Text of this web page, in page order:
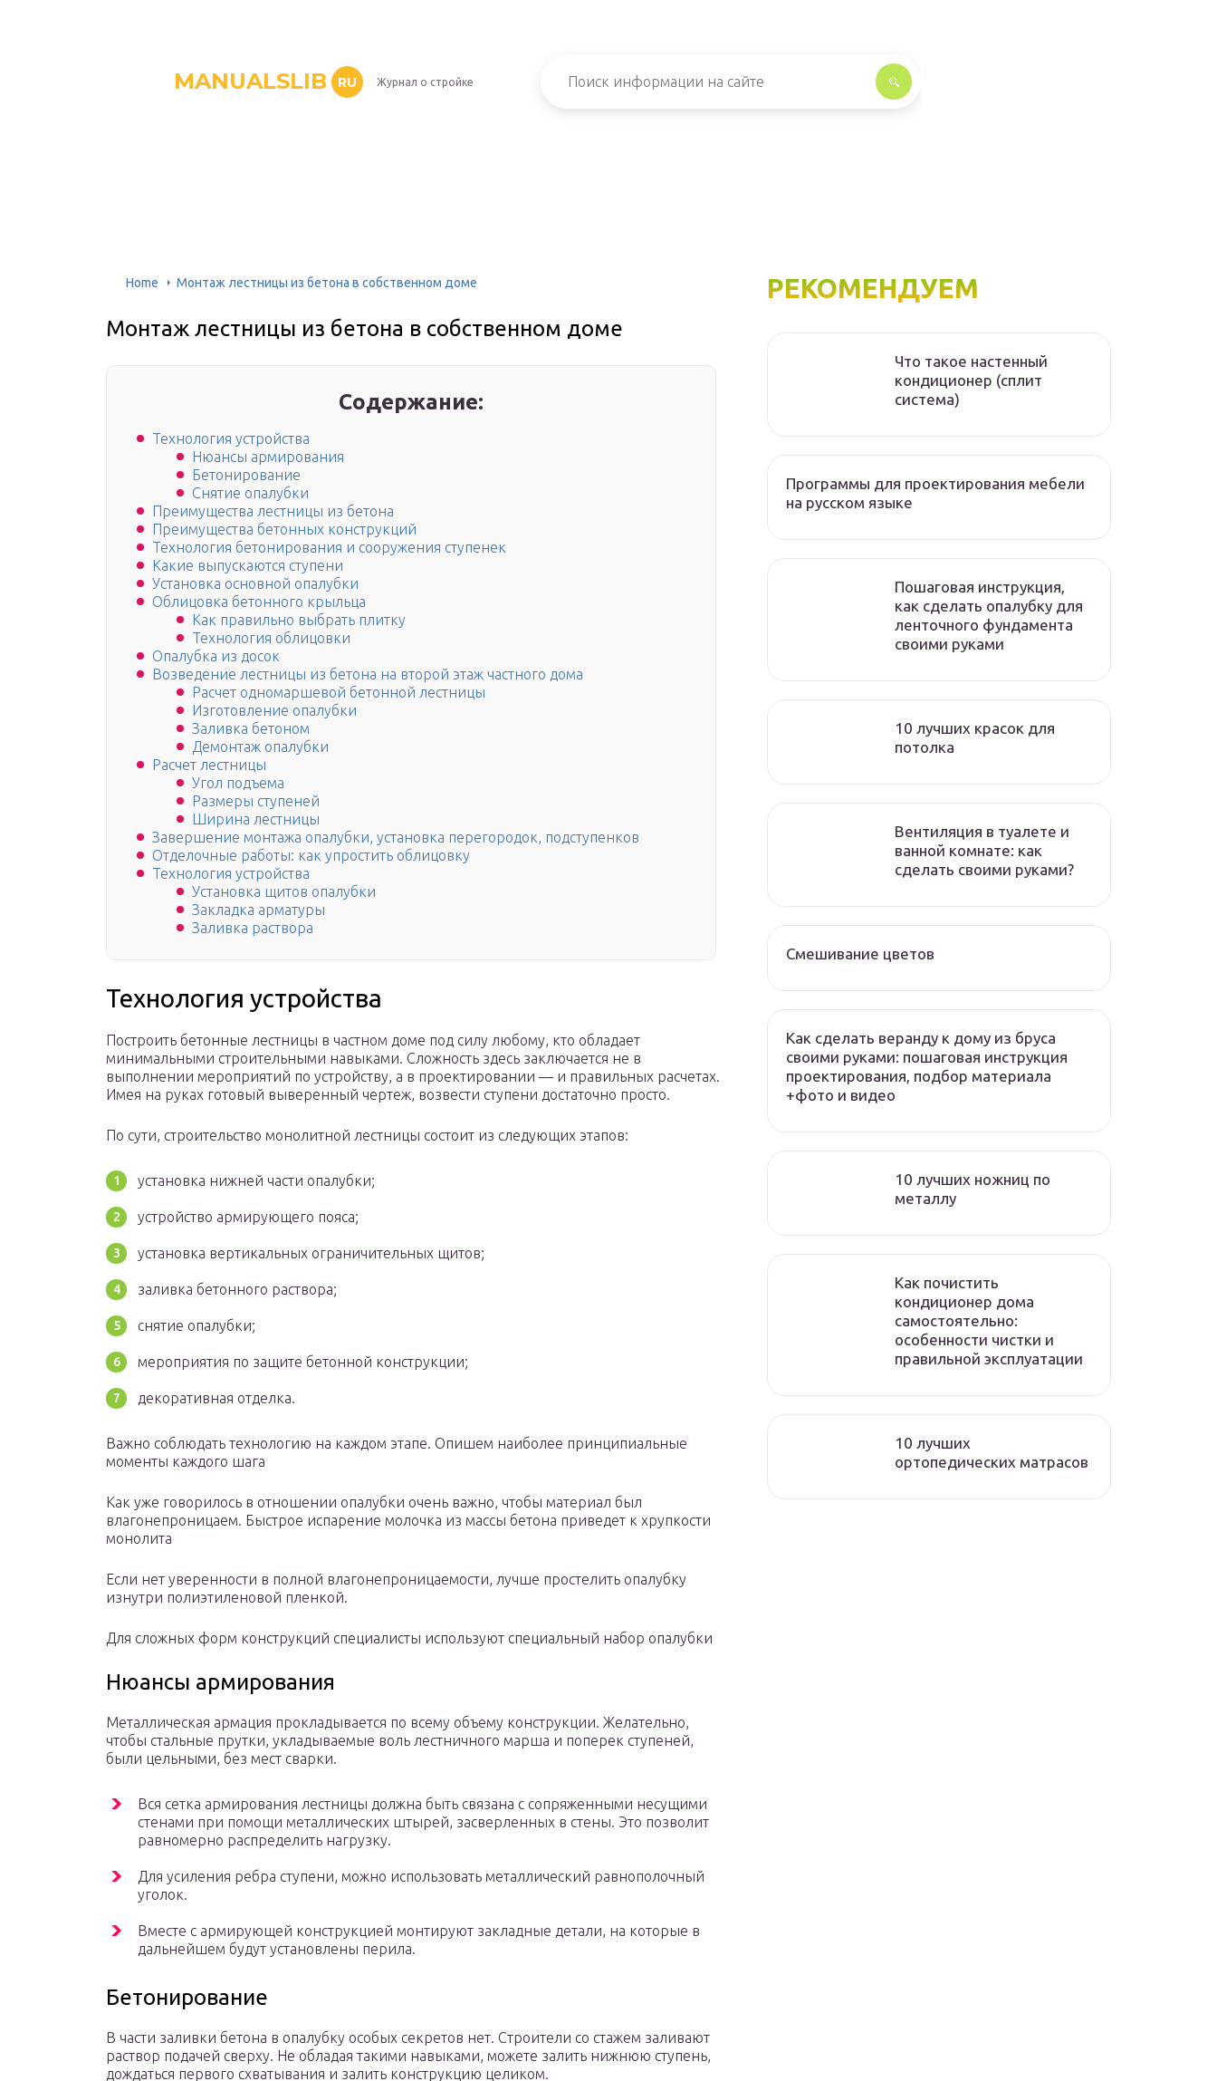
MANUALSLIB RU Журнал о стройке
Home Монтаж лестницы из бетона в собственном доме
Монтаж лестницы из бетона в собственном доме
Содержание:
Технология устройства
Нюансы армирования
Бетонирование
Снятие опалубки
Преимущества лестницы из бетона
Преимущества бетонных конструкций
Технология бетонирования и сооружения ступенек
Какие выпускаются ступени
Установка основной опалубки
Облицовка бетонного крыльца
Как правильно выбрать плитку
Технология облицовки
Опалубка из досок
Возведение лестницы из бетона на второй этаж частного дома
Расчет одномаршевой бетонной лестницы
Изготовление опалубки
Заливка бетоном
Демонтаж опалубки
Расчет лестницы
Угол подъема
Размеры ступеней
Ширина лестницы
Завершение монтажа опалубки, установка перегородок, подступенков
Отделочные работы: как упростить облицовку
Технология устройства
Установка щитов опалубки
Закладка арматуры
Заливка раствора
Технология устройства
Построить бетонные лестницы в частном доме под силу любому, кто обладает
минимальными строительными навыками. Сложность здесь заключается не в
выполнении мероприятий по устройству, а в проектировании — и правильных расчетах.
Имея на руках готовый выверенный чертеж, возвести ступени достаточно просто.
По сути, строительство монолитной лестницы состоит из следующих этапов:
установка нижней части опалубки;
устройство армирующего пояса;
установка вертикальных ограничительных щитов;
заливка бетонного раствора;
снятие опалубки;
мероприятия по защите бетонной конструкции;
декоративная отделка.
Важно соблюдать технологию на каждом этапе. Опишем наиболее принципиальные
моменты каждого шага
Как уже говорилось в отношении опалубки очень важно, чтобы материал был
влагонепроницаем. Быстрое испарение молочка из массы бетона приведет к хрупкости
монолита
Если нет уверенности в полной влагонепроницаемости, лучше простелить опалубку
изнутри полиэтиленовой пленкой.
Для сложных форм конструкций специалисты используют специальный набор опалубки
Нюансы армирования
Металлическая армация прокладывается по всему объему конструкции. Желательно,
чтобы стальные прутки, укладываемые воль лестничного марша и поперек ступеней,
были цельными, без мест сварки.
Вся сетка армирования лестницы должна быть связана с сопряженными несущими
стенами при помощи металлических штырей, засверленных в стены. Это позволит
равномерно распределить нагрузку.
Для усиления ребра ступени, можно использовать металлический равнополочный
уголок.
Вместе с армирующей конструкцией монтируют закладные детали, на которые в
дальнейшем будут установлены перила.
Бетонирование
В части заливки бетона в опалубку особых секретов нет. Строители со стажем заливают
раствор подачей сверху. Не обладая такими навыками, можете залить нижнюю ступень,
дождаться первого схватывания и залить конструкцию целиком.
РЕКОМЕНДУЕМ
Что такое настенный
кондиционер (сплит
система)
Программы для проектирования мебели
на русском языке
Пошаговая инструкция,
как сделать опалубку для
ленточного фундамента
своими руками
10 лучших красок для
потолка
Вентиляция в туалете и
ванной комнате: как
сделать своими руками?
Смешивание цветов
Как сделать веранду к дому из бруса
своими руками: пошаговая инструкция
проектирования, подбор материала
+фото и видео
10 лучших ножниц по
металлу
Как почистить
кондиционер дома
самостоятельно:
особенности чистки и
правильной эксплуатации
10 лучших
ортопедических матрасов